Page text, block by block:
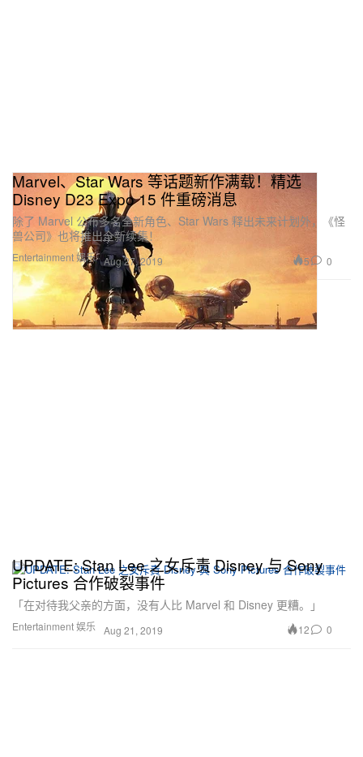
Entertainment 娱乐
Marvel、Star Wars 等话题新作满载！精选
Disney D23 Expo 15 件重磅消息
除了 Marvel 公布多名全新角色、Star Wars 释出未来计划外，《怪
兽公司》也将推出全新续集！
Aug 27, 2019 5 0
Entertainment 娱乐
UPDATE: Stan Lee 之女斥责 Disney 与 Sony
Pictures 合作破裂事件
「在对待我父亲的方面，没有人比 Marvel 和 Disney 更糟。」
Aug 21, 2019 12 0